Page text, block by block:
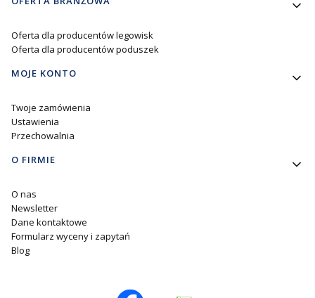
Oferta dla producentów legowisk
Oferta dla producentów poduszek
MOJE KONTO
Twoje zamówienia
Ustawienia
Przechowalnia
O FIRMIE
O nas
Newsletter
Dane kontaktowe
Formularz wyceny i zapytań
Blog